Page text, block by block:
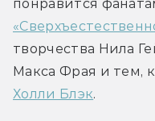
творчества Нила
Макса Фрая и тем,
Холли Блэк.